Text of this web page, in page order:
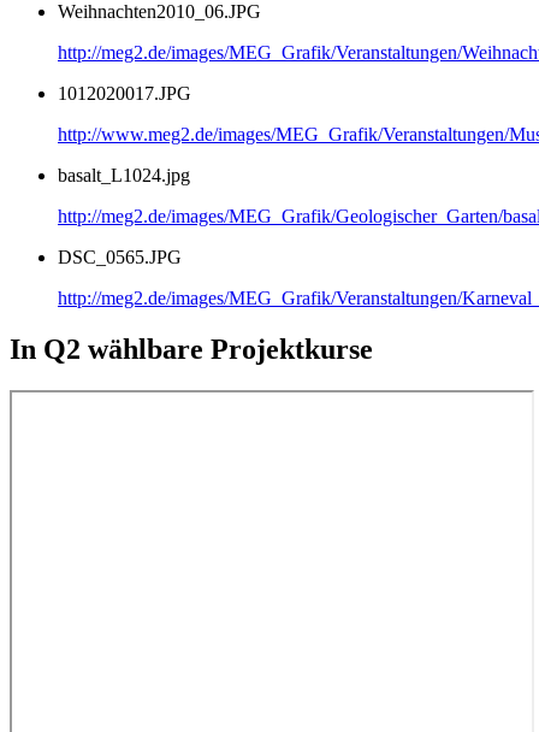
Weihnachten2010_06.JPG
http://meg2.de/images/MEG_Grafik/Veranstaltungen/
1012020017.JPG
http://www.meg2.de/images/MEG_Grafik/Veranstaltungen/
basalt_L1024.jpg
http://meg2.de/images/MEG_Grafik/Geologischer_Garten/
DSC_0565.JPG
http://meg2.de/images/MEG_Grafik/Veranstaltungen/
In Q2 wählbare Projektkurse